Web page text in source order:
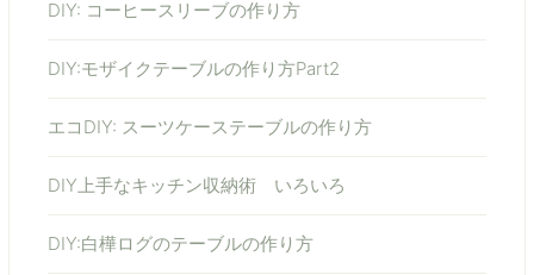
DIY: コーヒースリーブの作り方
DIY:モザイクテーブルの作り方Part2
エコDIY: スーツケーステーブルの作り方
DIY上手なキッチン収納術 いろいろ
DIY:白樺ログのテーブルの作り方